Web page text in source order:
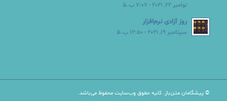
نوامبر 22, 2021 - 7:07 ب.ظ
روز آزادی نرم‌افزار
سپتامبر 19, 2021 - 12:50 ب.ظ
© پیشگامان متن‌باز. کلیه حقوق وب‌سایت محفوظ می‌باشد.